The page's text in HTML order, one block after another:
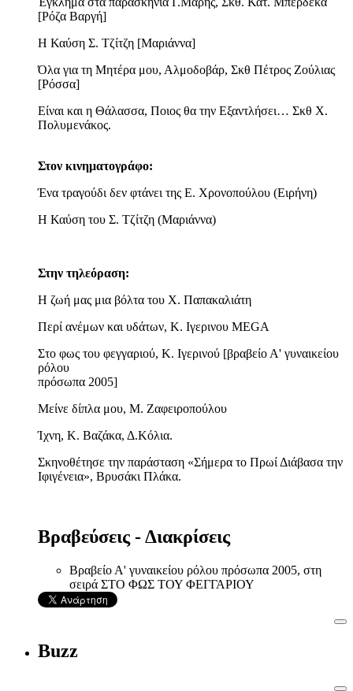
[Ρόζα Βαργή]
Η Καύση Σ. Τζίτζη [Μαριάννα]
Όλα για τη Μητέρα μου, Αλμοδοβάρ, Σκθ Πέτρος Ζούλιας
[Ρόσσα]
Είναι και η Θάλασσα, Ποιος θα την Εξαντλήσει… Σκθ Χ.
Πολυμενάκος.
Στον κινηματογράφο:
Ένα τραγούδι δεν φτάνει της Ε. Χρονοπούλου (Ειρήνη)
Η Καύση του Σ. Τζίτζη (Μαριάννα)
Στην τηλεόραση:
Η ζωή μας μια βόλτα του Χ. Παπακαλιάτη
Περί ανέμων και υδάτων, Κ. Ιγερινου MEGA
Στο φως του φεγγαριού, Κ. Ιγερινού [βραβείο Α' γυναικείου
ρόλου
πρόσωπα 2005]
Μείνε δίπλα μου, Μ. Ζαφειροπούλου
Ίχνη, Κ. Βαζάκα, Δ.Κόλια.
Σκηνοθέτησε την παράσταση «Σήμερα το Πρωί Διάβασα την
Ιφιγένεια», Βρυσάκι Πλάκα.
Βραβεύσεις - Διακρίσεις
Βραβείο Α' γυναικείου ρόλου πρόσωπα 2005, στη
σειρά ΣΤΟ ΦΩΣ ΤΟΥ ΦΕΓΓΑΡΙΟΥ
Buzz